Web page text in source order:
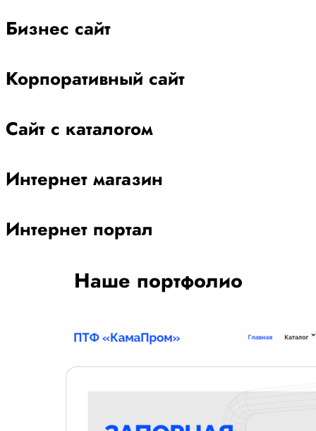
Бизнес сайт
Корпоративный сайт
Сайт с каталогом
Интернет магазин
Интернет портал
Наше портфолио